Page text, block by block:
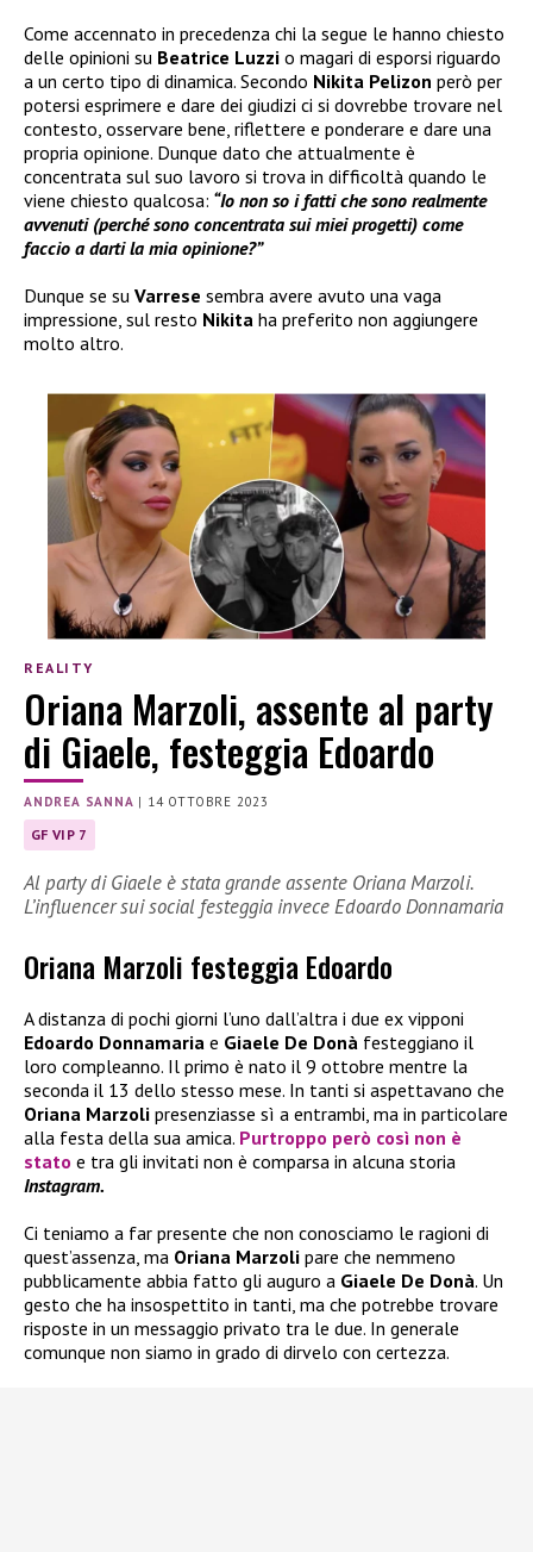
Come accennato in precedenza chi la segue le hanno chiesto
delle opinioni su Beatrice Luzzi o magari di esporsi riguardo
a un certo tipo di dinamica. Secondo Nikita Pelizon però per
potersi esprimere e dare dei giudizi ci si dovrebbe trovare nel
contesto, osservare bene, riflettere e ponderare e dare una
propria opinione. Dunque dato che attualmente è
concentrata sul suo lavoro si trova in difficoltà quando le
viene chiesto qualcosa: “Io non so i fatti che sono realmente
avvenuti (perché sono concentrata sui miei progetti) come
faccio a darti la mia opinione?”
Dunque se su Varrese sembra avere avuto una vaga
impressione, sul resto Nikita ha preferito non aggiungere
molto altro.
REALITY
Oriana Marzoli, assente al party
di Giaele, festeggia Edoardo
ANDREA SANNA | 14 OTTOBRE 2023
GF VIP 7
Al party di Giaele è stata grande assente Oriana Marzoli.
L’influencer sui social festeggia invece Edoardo Donnamaria
Oriana Marzoli festeggia Edoardo
A distanza di pochi giorni l’uno dall’altra i due ex vipponi
Edoardo Donnamaria e Giaele De Donà festeggiano il
loro compleanno. Il primo è nato il 9 ottobre mentre la
seconda il 13 dello stesso mese. In tanti si aspettavano che
Oriana Marzoli presenziasse sì a entrambi, ma in particolare
alla festa della sua amica. Purtroppo però così non è
stato e tra gli invitati non è comparsa in alcuna storia
Instagram.
Ci teniamo a far presente che non conosciamo le ragioni di
quest’assenza, ma Oriana Marzoli pare che nemmeno
pubblicamente abbia fatto gli auguro a Giaele De Donà. Un
gesto che ha insospettito in tanti, ma che potrebbe trovare
risposte in un messaggio privato tra le due. In generale
comunque non siamo in grado di dirvelo con certezza.